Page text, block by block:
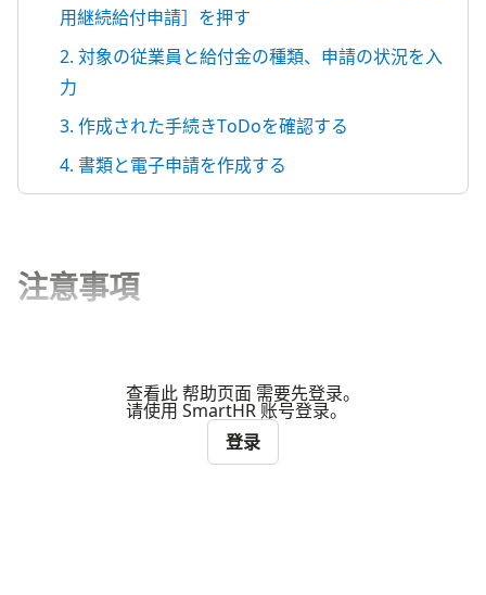
用継続給付申請］を押す
2. 対象の従業員と給付金の種類、申請の状況を入
力
3. 作成された手続きToDoを確認する
4. 書類と電子申請を作成する
注意事項
查看此 帮助页面 需要先登录。
请使用 SmartHR 账号登录。
登录